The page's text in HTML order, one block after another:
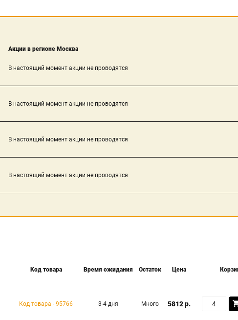
Акции в регионе Москва
В настоящий момент акции не проводятся
В настоящий момент акции не проводятся
В настоящий момент акции не проводятся
В настоящий момент акции не проводятся
Код товара Время ожидания Остаток Цена
Код товара - 95766 3-4 дня Много 5812 р.